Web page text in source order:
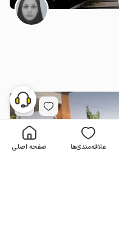
علاقه‌مندی‌ها صفحه اصلی